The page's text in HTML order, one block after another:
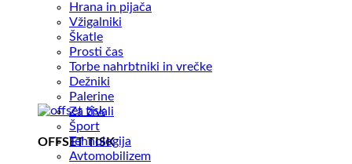
OFFSET TISK
Hrana in pijača
Vžigalniki
Škatle
Prosti čas
Torbe nahrbtniki in vrečke
Dežniki
Palerine
Za živali
Šport
Tehnologija
Avtomobilizem